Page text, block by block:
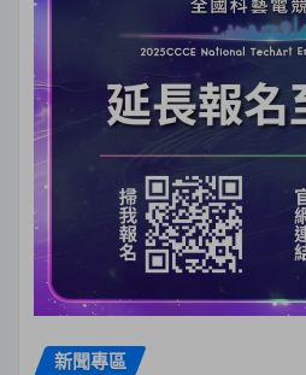
新聞專區